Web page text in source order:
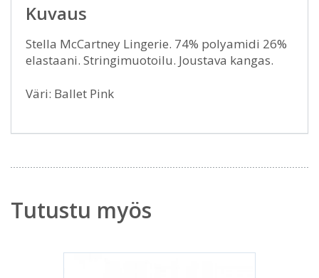
Kuvaus
Stella McCartney Lingerie. 74% polyamidi 26%
elastaani. Stringimuotoilu. Joustava kangas.
Väri: Ballet Pink
Tutustu myös